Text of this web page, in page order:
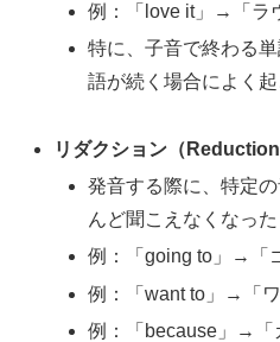
例：「love it」→「ラ
特に、子音で終わる
語が続く場合によく起
リダクション（
発音する際に、特定
んど聞こえなくなった
例：「going to」→「
例：「want to」→「ワ
例：「because」→「